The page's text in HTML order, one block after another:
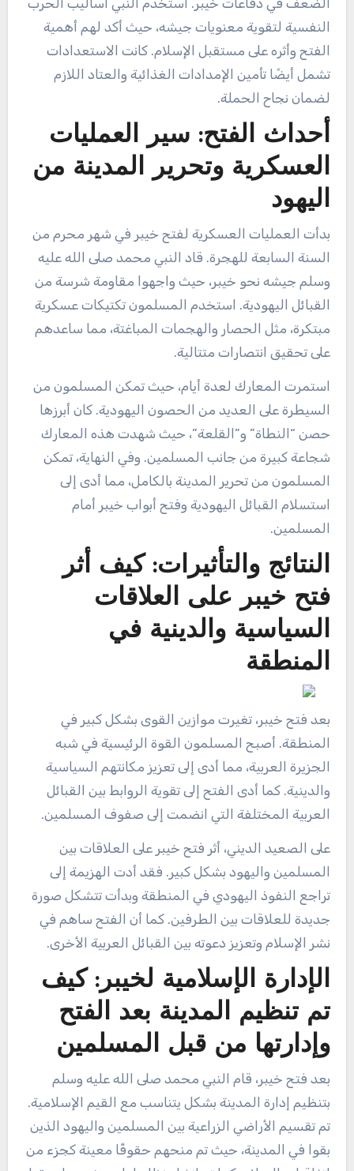
النفسية لتقوية معنويات جيشه، حيث أكد لهم أهمية
الفتح وأثره على مستقبل الإسلام. كانت الاستعدادات
تشمل أيضًا تأمين الإمدادات الغذائية والعتاد اللازم
لضمان نجاح الحملة.
أحداث الفتح: سير العمليات
العسكرية وتحرير المدينة من
اليهود
بدأت العمليات العسكرية لفتح خيبر في شهر محرم من
السنة السابعة للهجرة. قاد النبي محمد صلى الله عليه
وسلم جيشه نحو خيبر، حيث واجهوا مقاومة شرسة من
القبائل اليهودية. استخدم المسلمون تكتيكات عسكرية
مبتكرة، مثل الحصار والهجمات المباغتة، مما ساعدهم
على تحقيق انتصارات متتالية.
استمرت المعارك لعدة أيام، حيث تمكن المسلمون من
السيطرة على العديد من الحصون اليهودية. كان أبرزها
حصن “النطاة” و”القلعة”، حيث شهدت هذه المعارك
شجاعة كبيرة من جانب المسلمين. وفي النهاية، تمكن
المسلمون من تحرير المدينة بالكامل، مما أدى إلى
استسلام القبائل اليهودية وفتح أبواب خيبر أمام
المسلمين.
النتائج والتأثيرات: كيف أثر
فتح خيبر على العلاقات
السياسية والدينية في
المنطقة
بعد فتح خيبر، تغيرت موازين القوى بشكل كبير في
المنطقة. أصبح المسلمون القوة الرئيسية في شبه
الجزيرة العربية، مما أدى إلى تعزيز مكانتهم السياسية
والدينية. كما أدى الفتح إلى تقوية الروابط بين القبائل
العربية المختلفة التي انضمت إلى صفوف المسلمين.
على الصعيد الديني، أثر فتح خيبر على العلاقات بين
المسلمين واليهود بشكل كبير. فقد أدت الهزيمة إلى
تراجع النفوذ اليهودي في المنطقة وبدأت تتشكل صورة
جديدة للعلاقات بين الطرفين. كما أن الفتح ساهم في
نشر الإسلام وتعزيز دعوته بين القبائل العربية الأخرى.
الإدارة الإسلامية لخيبر: كيف
تم تنظيم المدينة بعد الفتح
وإدارتها من قبل المسلمين
بعد فتح خيبر، قام النبي محمد صلى الله عليه وسلم
بتنظيم إدارة المدينة بشكل يتناسب مع القيم الإسلامية.
تم تقسيم الأراضي الزراعية بين المسلمين واليهود الذين
بقوا في المدينة، حيث تم منحهم حقوقًا معينة كجزء من